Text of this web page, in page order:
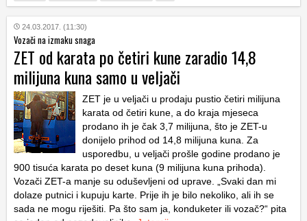
24.03.2017. (11:30)
Vozači na izmaku snaga
ZET od karata po četiri kune zaradio 14,8
milijuna kuna samo u veljači
ZET je u veljači u prodaju pustio četiri milijuna
karata od četiri kune, a do kraja mjeseca
prodano ih je čak 3,7 milijuna, što je ZET-u
donijelo prihod od 14,8 milijuna kuna. Za
usporedbu, u veljači prošle godine prodano je
900 tisuća karata po deset kuna (9 milijuna kuna prihoda).
Vozači ZET-a manje su oduševljeni od uprave. „Svaki dan mi
dolaze putnici i kupuju karte. Prije ih je bilo nekoliko, ali ih se
sada ne mogu riješiti. Pa što sam ja, konduketer ili vozač?“ pita